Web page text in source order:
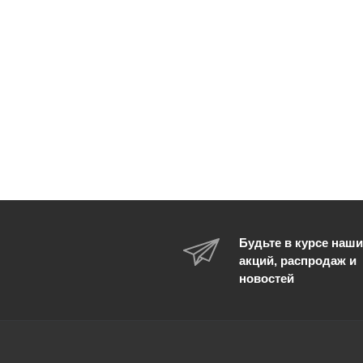
Будьте в курсе
акций, распродаж и
новостей